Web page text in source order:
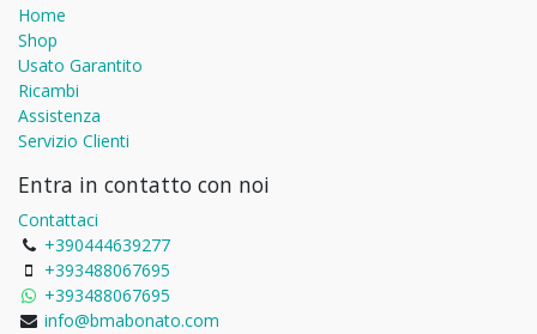
Home
Shop
Usato Garantito
Ricambi
Assistenza
Servizio Clienti
Entra in contatto con noi
Contattaci
+390444639277
+393488067695
+393488067695
info@bmabonato.com